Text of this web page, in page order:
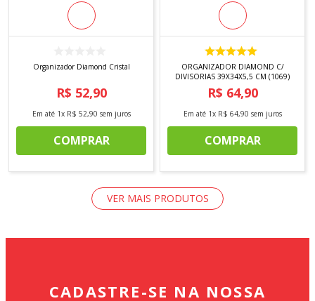
Organizador Diamond Cristal
R$ 52,90
Em até 1x R$ 52,90 sem juros
COMPRAR
ORGANIZADOR DIAMOND C/
DIVISORIAS 39X34X5,5 CM (1069)
R$ 64,90
Em até 1x R$ 64,90 sem juros
COMPRAR
CADASTRE-SE NA NOSSA